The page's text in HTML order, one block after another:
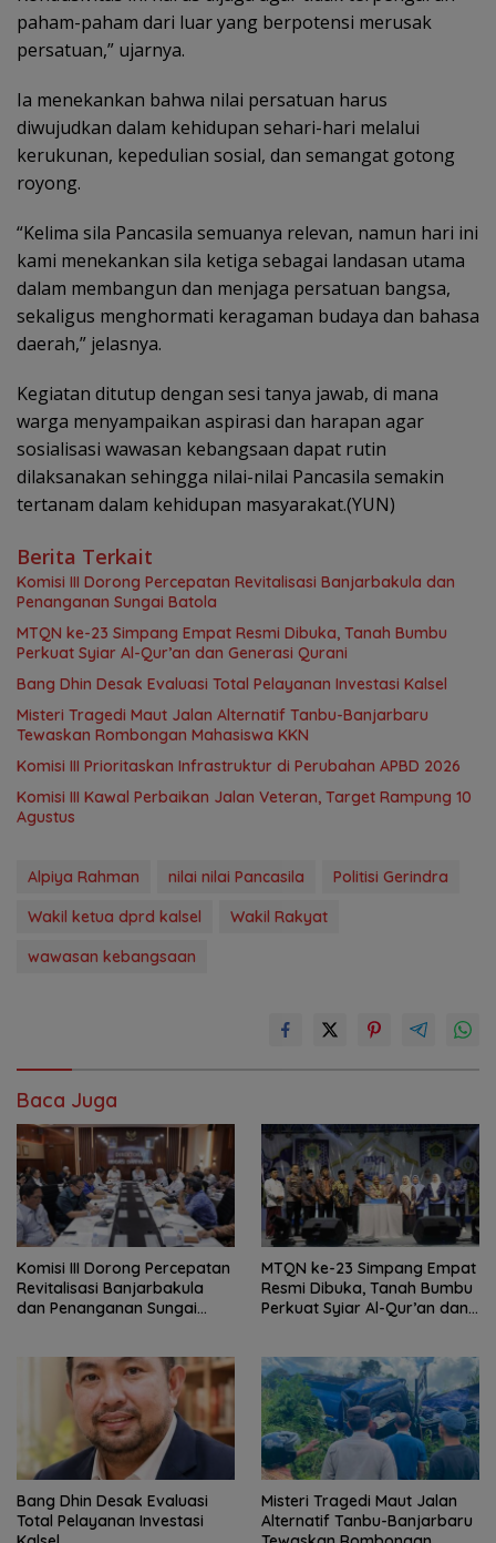
paham-paham dari luar yang berpotensi merusak
persatuan,” ujarnya.
Ia menekankan bahwa nilai persatuan harus
diwujudkan dalam kehidupan sehari-hari melalui
kerukunan, kepedulian sosial, dan semangat gotong
royong.
“Kelima sila Pancasila semuanya relevan, namun hari ini
kami menekankan sila ketiga sebagai landasan utama
dalam membangun dan menjaga persatuan bangsa,
sekaligus menghormati keragaman budaya dan bahasa
daerah,” jelasnya.
Kegiatan ditutup dengan sesi tanya jawab, di mana
warga menyampaikan aspirasi dan harapan agar
sosialisasi wawasan kebangsaan dapat rutin
dilaksanakan sehingga nilai-nilai Pancasila semakin
tertanam dalam kehidupan masyarakat.(YUN)
Berita Terkait
‎Komisi III Dorong Percepatan Revitalisasi Banjarbakula dan
Penanganan Sungai Batola
MTQN ke-23 Simpang Empat Resmi Dibuka, Tanah Bumbu
Perkuat Syiar Al-Qur’an dan Generasi Qurani
‎Bang Dhin Desak Evaluasi Total Pelayanan Investasi Kalsel
Misteri Tragedi Maut Jalan Alternatif Tanbu-Banjarbaru
Tewaskan Rombongan Mahasiswa KKN
‎Komisi III Prioritaskan Infrastruktur di Perubahan APBD 2026
Komisi III Kawal Perbaikan Jalan Veteran, Target Rampung 10
Agustus
Alpiya Rahman nilai nilai Pancasila
Politisi Gerindra
Wakil ketua dprd kalsel
Wakil Rakyat
wawasan kebangsaan
Baca Juga
‎Komisi III Dorong Percepatan
Revitalisasi Banjarbakula
dan Penanganan Sungai
MTQN ke-23 Simpang Empat
Resmi Dibuka, Tanah Bumbu
Perkuat Syiar Al-Qur’an dan
‎Bang Dhin Desak Evaluasi
Total Pelayanan Investasi
Misteri Tragedi Maut Jalan
Alternatif Tanbu-Banjarbaru